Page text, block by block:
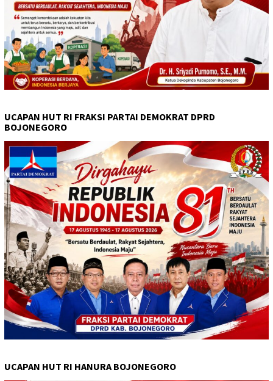
UCAPAN HUT RI FRAKSI PARTAI DEMOKRAT DPRD
BOJONEGORO
UCAPAN HUT RI HANURA BOJONEGORO